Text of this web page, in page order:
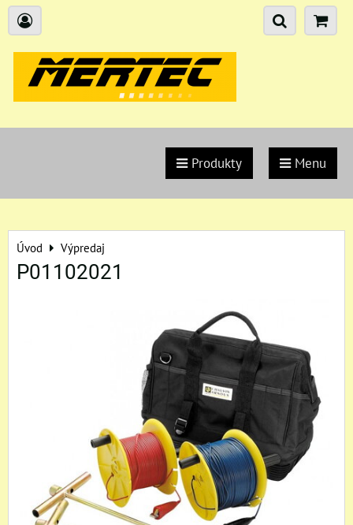
Produkty Menu
Úvod Výpredaj
P01102021